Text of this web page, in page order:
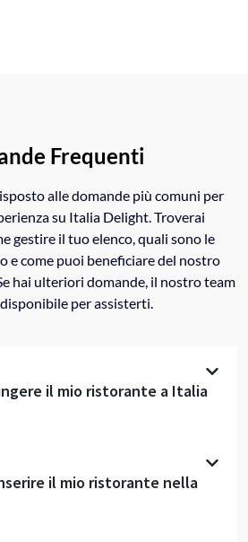
Frequenti
alle domande più comuni per
su Italia Delight. Troverai
gestire il tuo elenco, quali sono le
e come puoi beneficiare del nostro
hai ulteriori domande, il nostro team
per assisterti.
il mio ristorante a Italia
il mio ristorante nella